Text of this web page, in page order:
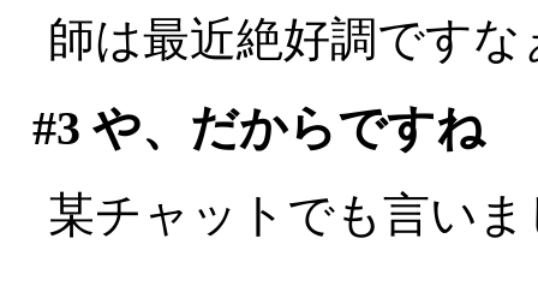
師は最近絶好調です
#3 や、だからですね
某チャットでも言い